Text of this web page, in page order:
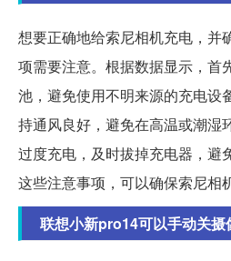
想要正确地给索尼相机充电，并
项需要注意。根据数据显示，首
池，避免使用不明来源的充电设
持通风良好，避免在高温或潮湿
过度充电，及时拔掉充电器，避
这些注意事项，可以确保索尼相
联想小新pro14可以手动关摄